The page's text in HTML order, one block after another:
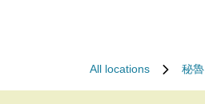
All locations 秘魯